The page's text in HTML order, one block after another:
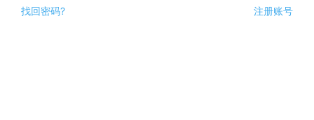
找回密码? 注册账号